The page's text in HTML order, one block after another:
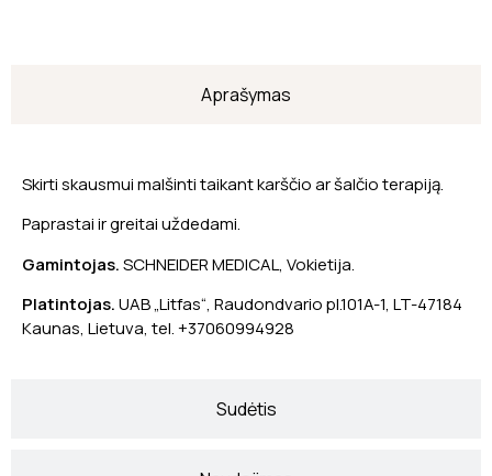
Aprašymas
Sudėtis
Skirti skausmui malšinti taikant karščio ar šalčio terapiją.
Paprastai ir greitai uždedami.
Gamintojas.SCHNEIDER MEDICAL, Vokietija.
Platintojas.UAB „Litfas“, Raudondvario pl.101A-1, LT-47184
Kaunas, Lietuva, tel. +37060994928